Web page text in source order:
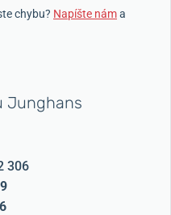
chybu? Napíšte náma
Junghans
306